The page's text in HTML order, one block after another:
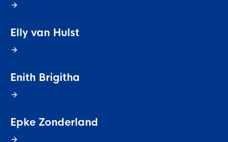
Elly van Hulst
Enith Brigitha
Epke Zonderland